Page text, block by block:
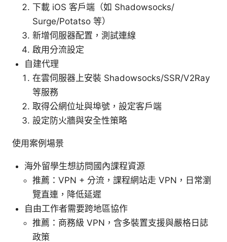
下載 iOS 客戶端（如 Shadowsocks/
Surge/Potatso 等）
新增伺服器配置，測試連線
啟用分流設定
自建代理
在雲伺服器上安裝 Shadowsocks/SSR/V2Ray
等服務
取得公網位址與埠號，設定客戶端
設定防火牆與安全性策略
使用案例場景
海外留學生想訪問國內課程資源
推薦：VPN + 分流，課程網站走 VPN，日常瀏
覽直連，降低延遲
自由工作者需要跨地區協作
推薦：商務級 VPN，含多裝置支援與嚴格日誌
政策